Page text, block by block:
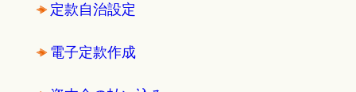
定款自治設定
電子定款作成